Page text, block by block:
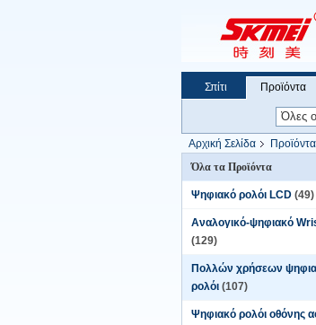
Σπίτι Προϊόντα
Αρχική Σελίδα Προϊόντα
Όλα τα Προϊόντα
Ψηφιακό ρολόι LCD (49)
Αναλογικό-ψηφιακό
(129)
Πολλών χρήσεων
ρολόι (107)
Ψηφιακό ρολόι οθόνης